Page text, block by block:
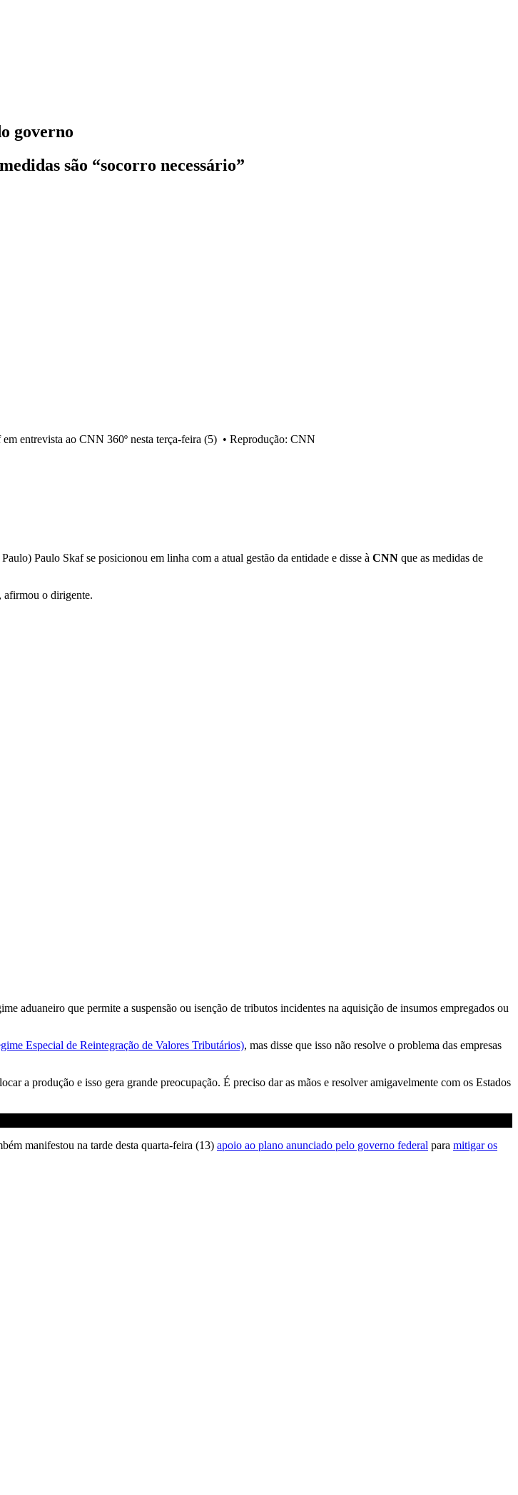
governo
são “socorro necessário”
entrevista ao CNN 360º nesta terça-feira (5) • Reprodução: CNN
Paulo Skaf se posicionou em linha com a atual gestão da entidade e disse à CNN que as medidas de
afirmou o dirigente.
aduaneiro que permite a suspensão ou isenção de tributos incidentes na aquisição de insumos empregados ou
Especial de Reintegração de Valores Tributários), mas disse que isso não resolve o problema das empresas
a produção e isso gera grande preocupação. É preciso dar as mãos e resolver amigavelmente com os Estados
manifestou na tarde desta quarta-feira (13) apoio ao plano anunciado pelo governo federal para mitigar os